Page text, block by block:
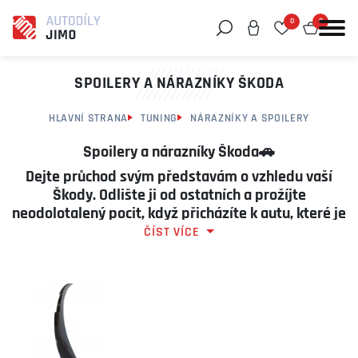
0 0
SPOILERY A NÁRAZNÍKY ŠKODA
HLAVNÍ STRANA TUNING NÁRAZNÍKY A SPOILERY
Spoilery a nárazníky Škoda🚗
Dejte průchod svým představám o vzhledu vaší
Škody. Odlište ji od ostatních a prožíjte
neodolotalený pocit, když přicházíte k autu, které je
na parkovišti jediné🎯
bodykity – nabízíme produkty z odolného
skelného
ČÍST VÍCE
Můžeme vám pomoci něco najít?